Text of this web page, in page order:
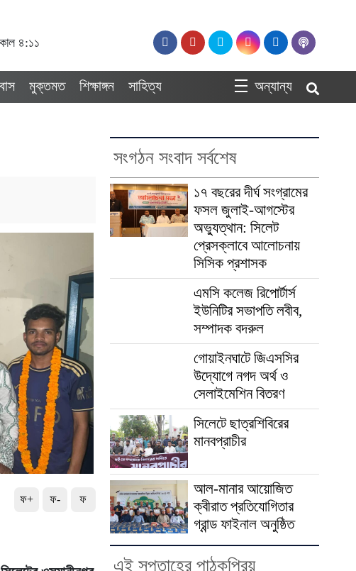
৪:১১
মুক্তমত শিক্ষাঙ্গন সাহিত্য অন্যান্য
ফ+ ফ- ফ
সংগঠন সংবাদ সর্বশেষ
১৭ বছরের দীর্ঘ সংগ্রামের
ফসল জুলাই-আগস্টের
অভ্যুত্থান: সিলেট
প্রেসক্লাবে আলোচনায়
সিসিক প্রশাসক
এমসি কলেজ রিপোর্টার্স
ইউনিটির সভাপতি লবীব,
সম্পাদক বদরুল
গোয়াইনঘাটে জিএসসির
উদ্যোগে নগদ অর্থ ও
সেলাইমেশিন বিতরণ
সিলেটে ছাত্রশিবিরের
মানবপ্রাচীর
আল-মানার আয়োজিত
ক্বীরাত প্রতিযোগিতার
গ্রান্ড ফাইনাল অনুষ্ঠিত
এই সপ্তাহের পাঠকপ্রিয়